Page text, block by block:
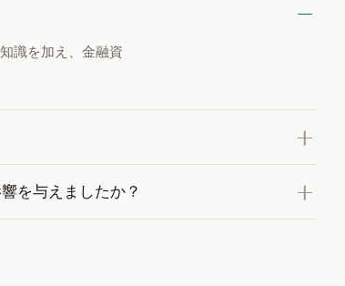
識を加え、金融資
を与えましたか？